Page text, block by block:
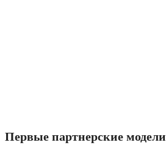
Первые партнерские модели